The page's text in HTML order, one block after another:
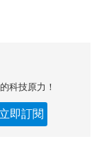
科技原力！
立即訂閱